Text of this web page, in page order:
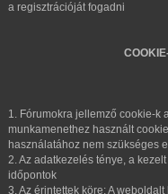
a regisztrációját fogadni
1. Fórumokra jellemző cookie-k
munkamenethez használt
használatához nem szükséges
2. Az adatkezelés ténye, a
időpontok
3. Az érintettek köre: A